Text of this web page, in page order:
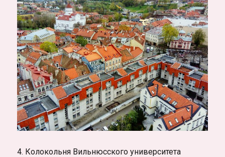
4. Колокольня Вильнюсского университета